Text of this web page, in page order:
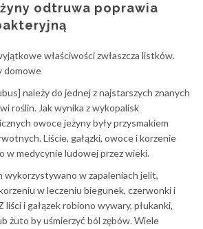
odtruwa poprawia
właściwości zwłaszcza listków.
domowe
należy do jednej z najstarszych znanych
roślin. Jak wynika z wykopalisk
owoce jeżyny były przysmakiem
Liście, gałązki, owoce i korzenie
w medycynie ludowej przez wieki.
wykorzystywano w zapaleniach jelit,
w leczeniu biegunek, czerwonki i
liści i gałązek robiono wywary, płukanki,
żuto by uśmierzyć ból zębów. Wiele